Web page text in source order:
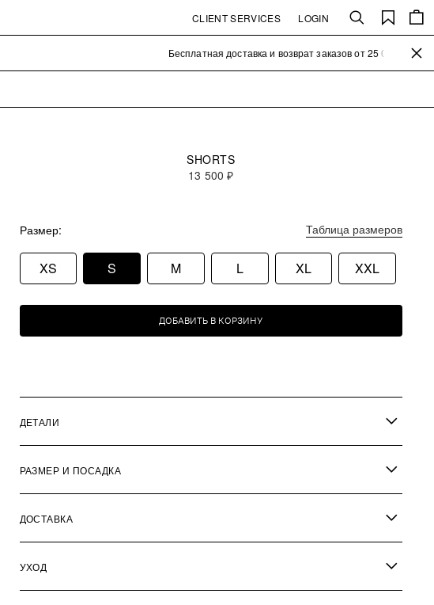
CLIENT SERVICES LOGIN Search
Saved
items
Бесплатная доставка и возврат заказов от 25 000₽ close
SHORTS
13 500 ₽
Размер
XS S M L XL XXL
Таблица размеров
ДОБАВИТЬ В КОРЗИНУ
ДЕТАЛИ
РАЗМЕР И ПОСАДКА
ДОСТАВКА
УХОД